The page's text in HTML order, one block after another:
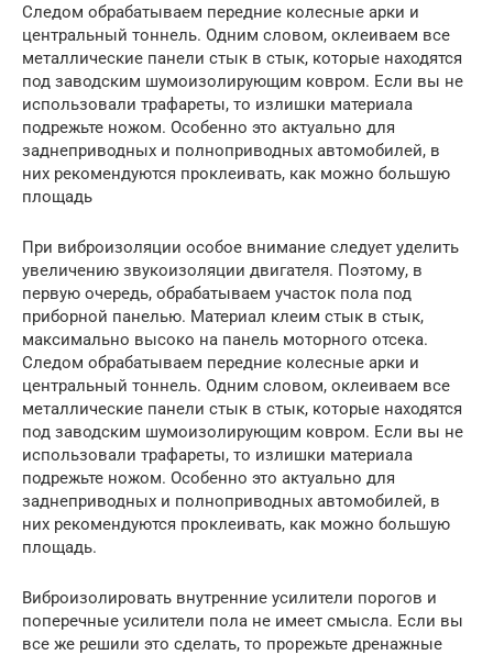
Следом обрабатываем передние колесные арки и
центральный тоннель. Одним словом, оклеиваем все
металлические панели стык в стык, которые находятся
под заводским шумоизолирующим ковром. Если вы не
использовали трафареты, то излишки материала
подрежьте ножом. Особенно это актуально для
заднеприводных и полноприводных автомобилей, в
них рекомендуются проклеивать, как можно большую
площадь
При виброизоляции особое внимание следует уделить
увеличению звукоизоляции двигателя. Поэтому, в
первую очередь, обрабатываем участок пола под
приборной панелью. Материал клеим стык в стык,
максимально высоко на панель моторного отсека.
Следом обрабатываем передние колесные арки и
центральный тоннель. Одним словом, оклеиваем все
металлические панели стык в стык, которые находятся
под заводским шумоизолирующим ковром. Если вы не
использовали трафареты, то излишки материала
подрежьте ножом. Особенно это актуально для
заднеприводных и полноприводных автомобилей, в
них рекомендуются проклеивать, как можно большую
площадь.
Виброизолировать внутренние усилители порогов и
поперечные усилители пола не имеет смысла. Если вы
все же решили это сделать, то прорежьте дренажные